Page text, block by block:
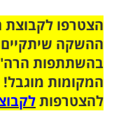
ההשקה
בהשתתפות
המקומות
להצטרפות